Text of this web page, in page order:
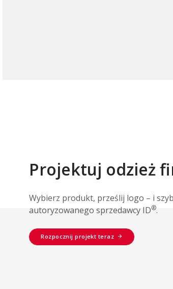
Projektuj odzież
Wybierz produkt, prześlij logo – i
autoryzowanego sprzedawcy ID®.
Rozpocznij projekt teraz